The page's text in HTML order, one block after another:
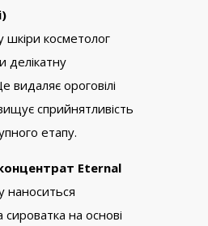
шкіри косметолог
делікатну
видаляє ороговілі
сприйнятливість
етапу.
Eternal
наноситься
сироватка на основі